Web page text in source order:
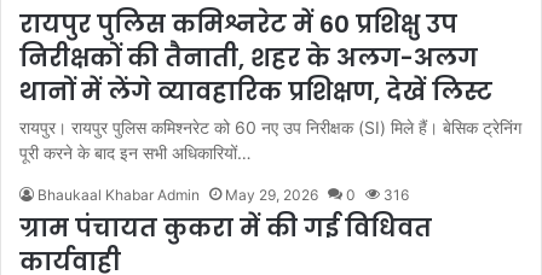
रायपुर पुलिस कमिश्नरेट में 60 प्रशिक्षु उप
निरीक्षकों की तैनाती, शहर के अलग-अलग
थानों में लेंगे व्यावहारिक प्रशिक्षण, देखें लिस्ट
रायपुर। रायपुर पुलिस कमिश्नरेट को 60 नए उप निरीक्षक (SI) मिले हैं। बेसिक ट्रेनिंग
पूरी करने के बाद इन सभी अधिकारियों…
Bhaukaal Khabar Admin May 29, 2026 0 316
ग्राम पंचायत कुकरा में की गई विधिवत
कार्यवाही